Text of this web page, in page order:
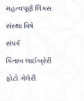
મહત્વપૂર્ણ લિંક્સ
સંસ્થા વિષે
સંપર્ક
કિતાબ લાઈબ્રેરી
ફોટો ગેલેરી